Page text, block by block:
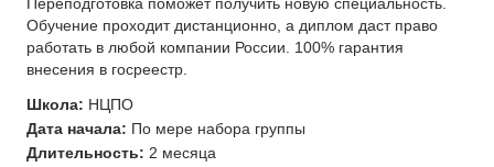
Обучение проходит дистанционно, а диплом даст право
работать в любой компании России. 100% гарантия
внесения в госреестр.
Школа: НЦПО
Дата начала: По мере набора группы
Длительность: 2 месяца